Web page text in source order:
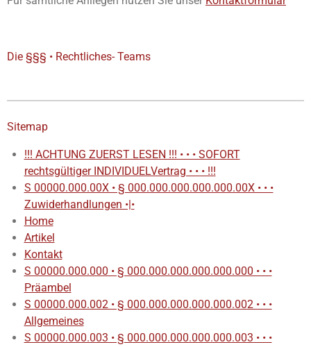
Die §§§ • Rechtliches- Teams
Sitemap
!!! ACHTUNG ZUERST LESEN !!! • • • SOFORT
rechtsgültiger INDIVIDUELVertrag • • • !!!
S 00000.000.00X • § 000.000.000.000.000.00X • • •
Zuwiderhandlungen •|•
Home
Artikel
Kontakt
S 00000.000.000 • § 000.000.000.000.000.000 • • •
Präambel
S 00000.000.002 • § 000.000.000.000.000.002 • • •
Allgemeines
S 00000.000.003 • § 000.000.000.000.000.003 • • •